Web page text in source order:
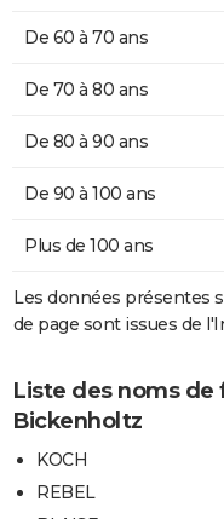
De 60 à 70 ans
De 70 à 80 ans
De 80 à 90 ans
De 90 à 100 ans
Plus de 100 ans
Les données présentes
de page sont issues de
Liste des noms de
Bickenholtz
KOCH
REBEL